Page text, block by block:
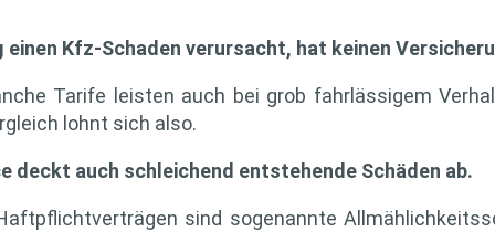
Kfz-Schaden verursacht, hat keinen
Tarife leisten auch bei grob fahrlässigem
lohnt sich also.
deckt auch schleichend entstehende Schäden ab.
sind sogenannte